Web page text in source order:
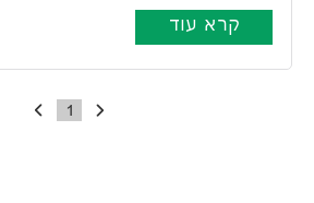
קרא עוד
1